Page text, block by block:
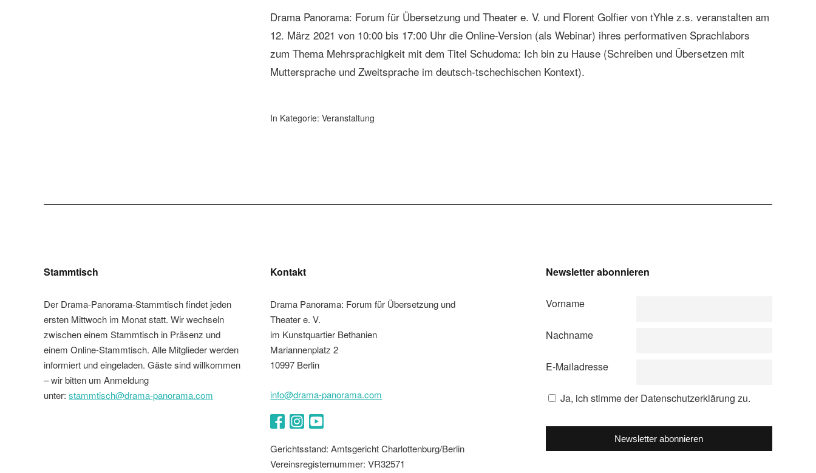
Drama Panorama: Forum für Übersetzung und Theater e. V. und Florent Golfier von tYhle z.s. veranstalten am
12. März 2021 von 10:00 bis 17:00 Uhr die Online-Version (als Webinar) ihres performativen Sprachlabors
zum Thema Mehrsprachigkeit mit dem Titel Schudoma: Ich bin zu Hause (Schreiben und Übersetzen mit
Muttersprache und Zweitsprache im deutsch-tschechischen Kontext).
In Kategorie:Veranstaltung
Stammtisch
Der Drama-Panorama-Stammtisch findet jeden
ersten Mittwoch im Monat statt. Wir wechseln
zwischen einem Stammtisch in Präsenz und
einem Online-Stammtisch. Alle Mitglieder werden
informiert und eingeladen. Gäste sind willkommen
– wir bitten um Anmeldung
unter: stammtisch@drama-panorama.com
Kontakt
Drama Panorama: Forum für Übersetzung und
Theater e. V.
im Kunstquartier Bethanien
Mariannenplatz 2
10997 Berlin
info@drama-panorama.com
Gerichtsstand: Amtsgericht Charlottenburg/Berlin
Vereinsregisternummer: VR32571
Newsletter abonnieren
Vorname
Nachname
E-Mailadresse
Ja, ich stimme der Datenschutzerklärung zu.
Newsletter abonnieren